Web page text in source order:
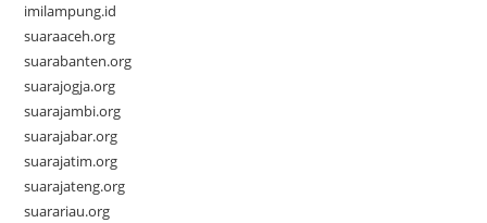
imilampung.id
suaraaceh.org
suarabanten.org
suarajogja.org
suarajambi.org
suarajabar.org
suarajatim.org
suarajateng.org
suarariau.org